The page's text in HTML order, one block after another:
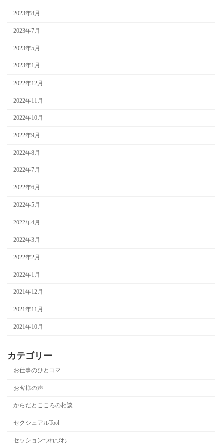
2023年8月
2023年7月
2023年5月
2023年1月
2022年12月
2022年11月
2022年10月
2022年9月
2022年8月
2022年7月
2022年6月
2022年5月
2022年4月
2022年3月
2022年2月
2022年1月
2021年12月
2021年11月
2021年10月
カテゴリー
お仕事のひとコマ
お客様の声
からだとこころの相談
セクシュアルTool
セッションつれづれ